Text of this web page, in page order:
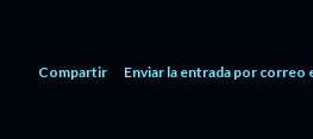
Compartir Enviar la entrada por correo